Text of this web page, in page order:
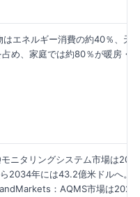
はエネルギー消費の約40％、天
め、家庭では約80％が暖房・
モニタリングシステム市場は
2034年には43.2億米ドルへ。
：AQMS市場は2023